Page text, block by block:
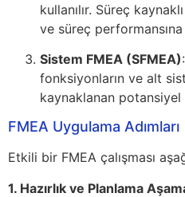
kullanılır. Süreç
ve süreç
Sistem FMEA (SFMEA)
fonksiyonların ve alt
kaynaklanan potansiyel
FMEA Uygulama Adımları
Etkili bir FMEA çalışması
1. Hazırlık ve Planlama